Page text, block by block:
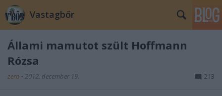
Vastagbőr
Állami mamutot szült Hoffmann
Rózsa
zero • 2012. december 19. 213